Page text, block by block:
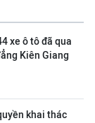
xe ô tô đã qua
Kiên Giang
khai thác